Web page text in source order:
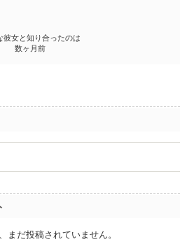
彼女と知り合ったのは
数ヶ月前
まだ投稿されていません。